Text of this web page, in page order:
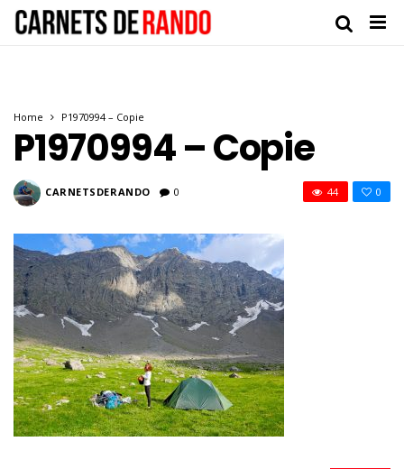
Home P1970994 – Copie
P1970994 – Copie
CARNETSDERANDO 0 0
44